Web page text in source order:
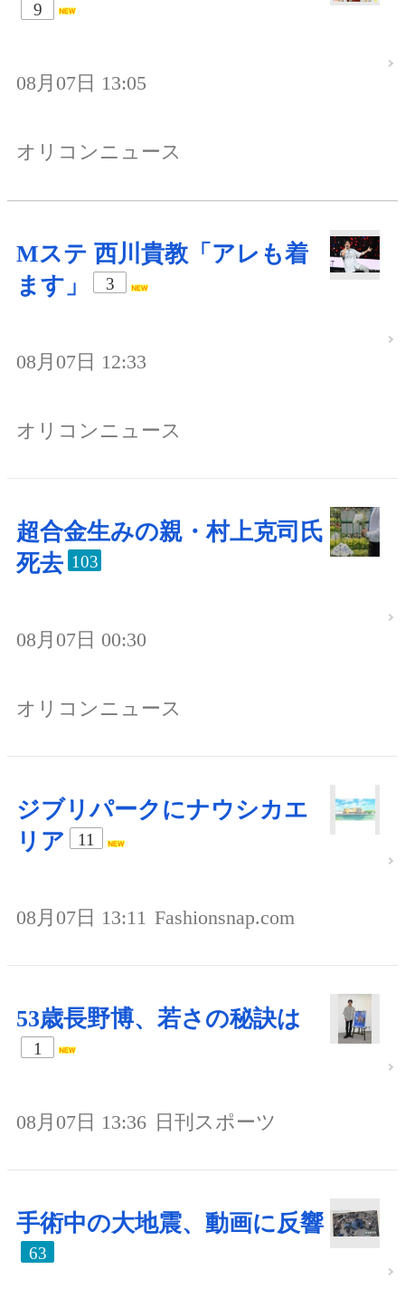
9
08月07日 13:05
オリコンニュース
Mステ 西川貴教「アレも着
ます」
3
08月07日 12:33
オリコンニュース
超合金生みの親・村上克司氏
死去 103
08月07日 00:30
オリコンニュース
ジブリパークにナウシカエ
リア
11
08月07日 13:11 Fashionsnap.com
53歳長野博、若さの秘訣は
1
08月07日 13:36 日刊スポーツ
手術中の大地震、動画に反響
63